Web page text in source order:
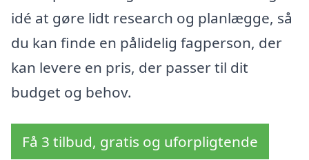
idé at gøre lidt research og planlægge, så
du kan finde en pålidelig fagperson, der
kan levere en pris, der passer til dit
budget og behov.
Få 3 tilbud, gratis og uforpligtende